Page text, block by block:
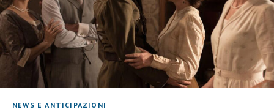
NEWS E ANTICIPAZIONI